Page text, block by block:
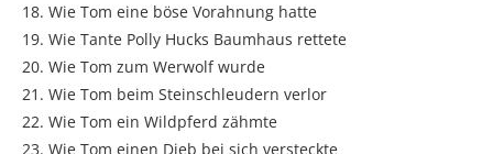
18. Wie Tom eine böse Vorahnung hatte
19. Wie Tante Polly Hucks Baumhaus rettete
20. Wie Tom zum Werwolf wurde
21. Wie Tom beim Steinschleudern verlor
22. Wie Tom ein Wildpferd zähmte
23. Wie Tom einen Dieb bei sich versteckte